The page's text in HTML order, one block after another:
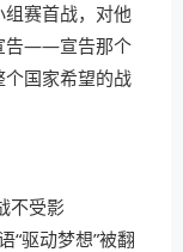
赛首战，对他
告——宣告那个
国家希望的战
不受影
“驱动梦想”被翻